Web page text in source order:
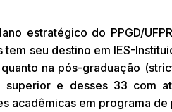
estratégico do PPGD/
seu destino em IES-
na pós-graduação
e desses 33 com
acadêmicas em programa